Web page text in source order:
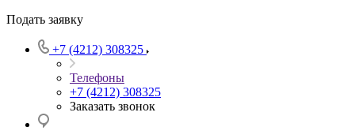
Подать заявку
+7 (4212) 308325
Телефоны
+7 (4212) 308325
Заказать звонок